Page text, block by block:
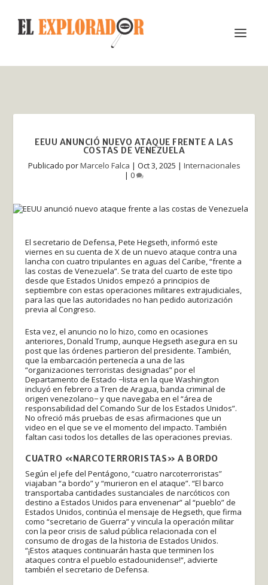
EEUU ANUNCIÓ NUEVO ATAQUE FRENTE A LAS
COSTAS DE VENEZUELA
Publicado porMarcelo Falca | Oct 3, 2025 | Internacionales
| 0
El secretario de Defensa, Pete Hegseth, informó este
viernes en su cuenta de X de un nuevo ataque contra una
lancha con cuatro tripulantes en aguas del Caribe, “frente a
las costas de Venezuela”. Se trata del cuarto de este tipo
desde que Estados Unidos empezó a principios de
septiembre con estas operaciones militares extrajudiciales,
para las que las autoridades no han pedido autorización
previa al Congreso.
Esta vez, el anuncio no lo hizo, como en ocasiones
anteriores, Donald Trump, aunque Hegseth asegura en su
post que las órdenes partieron del presidente. También,
que la embarcación pertenecía a una de las
“organizaciones terroristas designadas” por el
Departamento de Estado −lista en la que Washington
incluyó en febrero a Tren de Aragua, banda criminal de
origen venezolano− y que navegaba en el “área de
responsabilidad del Comando Sur de los Estados Unidos”.
No ofreció más pruebas de esas afirmaciones que un
video en el que se ve el momento del impacto. También
faltan casi todos los detalles de las operaciones previas.
CUATRO «NARCOTERRORISTAS» A BORDO
Según el jefe del Pentágono, “cuatro narcoterroristas”
viajaban “a bordo” y “murieron en el ataque”. “El barco
transportaba cantidades sustanciales de narcóticos con
destino a Estados Unidos para envenenar” al “pueblo” de
Estados Unidos, continúa el mensaje de Hegseth, que firma
como “secretario de Guerra” y vincula la operación militar
con la peor crisis de salud pública relacionada con el
consumo de drogas de la historia de Estados Unidos.
“¡Estos ataques continuarán hasta que terminen los
ataques contra el pueblo estadounidense!“, advierte
también el secretario de Defensa.